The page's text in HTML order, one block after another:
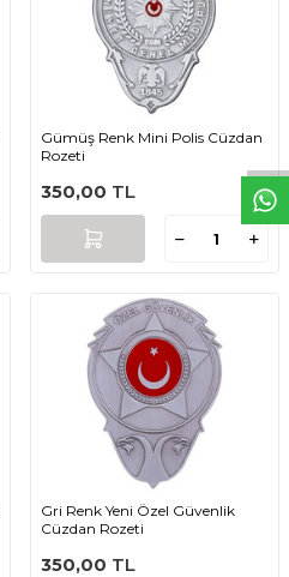
W
h
t
s
a
p
p
D
e
s
e
H
a
t
t
Gümüş Renk Mini Polis Cüzdan
Rozeti
350,00 TL
Gri Renk Yeni Özel Güvenlik
Cüzdan Rozeti
350,00 TL